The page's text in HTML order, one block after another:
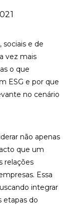
sociais e de
vez mais
o que
ESG e por que
no cenário
não apenas
que um
relações
Essa
integrar
etapas do